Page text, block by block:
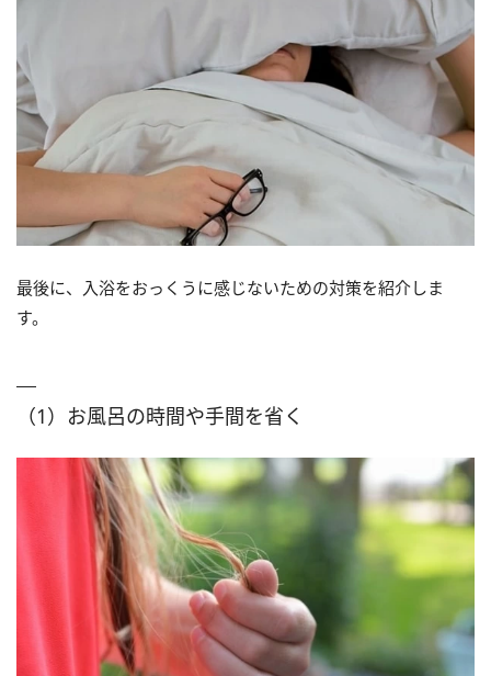
最後に、入浴をおっくうに感じないための対策を紹介しま
す。
（1）お風呂の時間や手間を省く